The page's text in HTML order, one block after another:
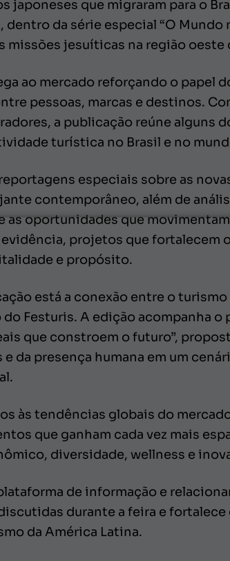
japoneses que migraram para o
da série especial “O Mundo
missões jesuíticas na região oeste
ao mercado reforçando o papel
pessoas, marcas e destinos.
a publicação reúne alguns
turística no Brasil e no
especiais sobre as
contemporâneo, além de
as oportunidades que
projetos que fortalecem
e propósito.
está a conexão entre o
Festuris. A edição acompanha
que constroem o futuro”,
da presença humana em um
às tendências globais do
que ganham cada vez mais
diversidade, wellness e
de informação e
durante a feira e
da América Latina.